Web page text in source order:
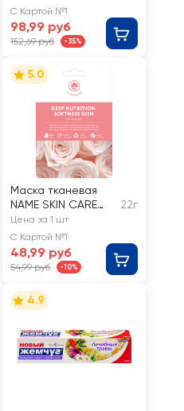
Гиалуроновый
С Картой №1
98,99 руб
152,69 руб -35%
5.0
Маска тканевая
NAME SKIN CARE
Глубокое питание и
мягкость кожи
22г
Цена за 1 шт
С Картой №1
48,99 руб
54,99 руб -10%
4.9